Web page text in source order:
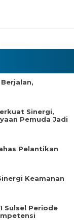
Sinergi,
Pemuda Jadi
Pelantikan
Keamanan
Sulsel Periode